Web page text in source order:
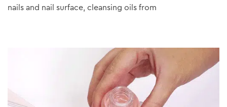
nails and nail surface, cleansing oils from